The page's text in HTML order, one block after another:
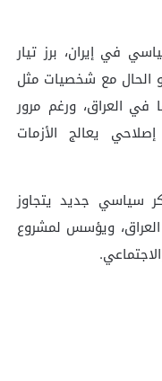
في إيران، برز تيار
الحال مع شخصيات مثل
العراق، ورغم مرور
يعالج الأزمات
سياسي جديد يتجاوز
ويؤسس لمشروع